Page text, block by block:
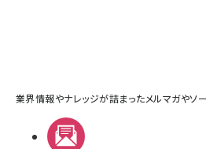
業界情報やナレッジが詰まったメルマガやソ